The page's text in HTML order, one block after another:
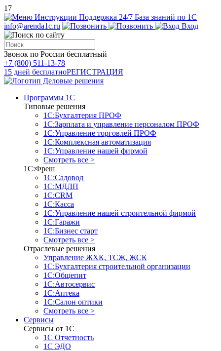
17
Инструкции Поддержка 24/7 База знаний по 1С
info@arenda1c.ru
Вход
Звонок по России бесплатный
+7 (800) 511-13-78
15 дней бесплатноРЕГИСТРАЦИЯ
Программы 1С
Типовые решения
1С:Бухгалтерия ПРОФ
1С:Зарплата и управление персоналом ПРОФ
1С:Управление торговлей ПРОФ
1С:Комплексная автоматизация
1С:Управление нашей фирмой
Смотреть все >
1С:Фреш
1С:Садовод
1С:МДЛП
1С:CRM
1С:Касса
1С:Управление нашей строительной фирмой
1С:Гаражи
1С:Бизнес старт
Смотреть все >
Отраслевые решения
Управление ЖХК, ТСЖ, ЖСК
1С:Бухгалтерия строительной организации
1С:Общепит
1С:Автосервис
1С:Аптека
1С:Салон оптики
Смотреть все >
Сервисы
Сервисы от 1С
1С Отчетность
1С ЭДО